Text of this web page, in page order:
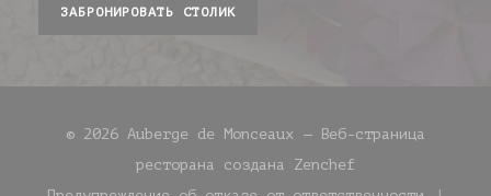
ЗАБРОНИРОВАТЬ СТОЛИК
© 2026 Auberge de Monceaux — Веб-страница
ресторана создана Zenchef